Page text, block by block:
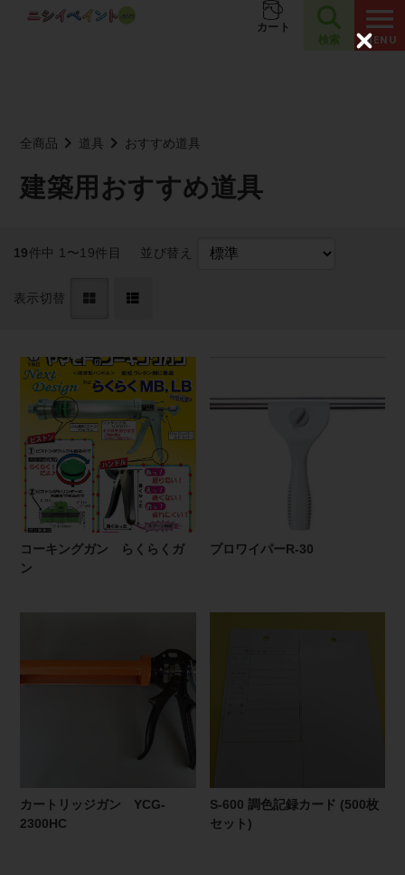
お知らせ 夏季休業のお知らせ
カート
検索
全商品 道具 おすすめ道具
建築用おすすめ道具
19 件中 1〜19件目 並び替え
表示切替
コーキングガン らくらくガ
ン
プロワイパーR-30
カートリッジガン YCG-
2300HC
S-600 調色記録カード (500枚
セット)
C